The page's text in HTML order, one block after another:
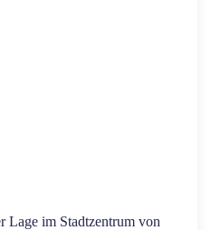
Lage im Stadtzentrum von